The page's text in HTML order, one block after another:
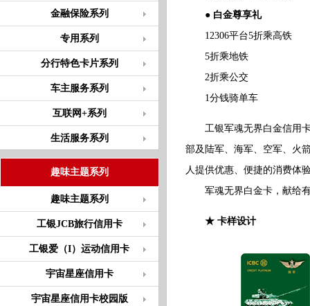
金融保险系列
专用系列
分行特色卡片系列
车主服务系列
互联网+系列
生活服务系列
趣味主题系列
趣味主题系列
工银JCB旅行信用卡
工银爱（I）运动信用卡
宇宙星座信用卡
宇宙星座信用卡校园版
● 白金尊享礼
12306平台5折乘高铁
5折乘地铁
2折乘公交
1分钱骑单车
工银军魂无界白金信用卡
部及陆军、海军、空军、火
人提供优惠、便捷的消费体
军魂无界白金卡，献给有
★ 卡样设计